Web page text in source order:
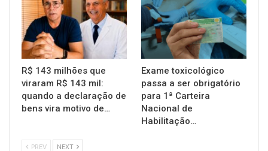
R$ 143 milhões que
viraram R$ 143 mil:
quando a declaração de
bens vira motivo de…
Exame toxicológico
passa a ser obrigatório
para 1ª Carteira
Nacional de
Habilitação…
PREV NEXT